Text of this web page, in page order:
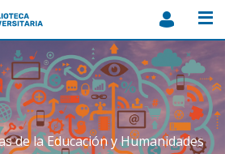
de la Educación y Humanidades